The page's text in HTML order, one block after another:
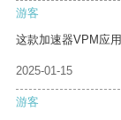
游客
这款加速器VPM应
2025-01-15
游客